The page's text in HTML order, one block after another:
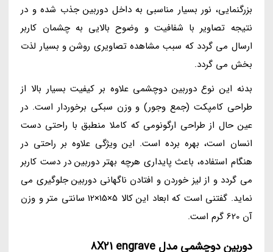
بزرگنمایی، نور بسیار مناسبی به داخل دوربین جذب شده و در
نتیجه تصاویر با شفافیت و وضوح بالایی به چشمان کاربر
ارسال می گردد که سبب مشاهده تصاویری روشن و بسیار لذت
بخش می گردد.
بدنه این نوع دوربین دوچشمی علاوه بر کیفیت بسیار بالا از
طراحی کامپکت (جمع وجور) و وزن سبکی برخوردار است. در
عین حال از طراحی ارگونومی که کاملا منطبق با راحتی دست
انسان است، بهره برده است. این ویژگی علاوه بر راحتی در
هنگام استفاده، باعث پایداری هرچه بهتر دوربین در دست کاربر
می گردد و از لیز خوردن و افتادن ناگهانی دوربین جلوگیری می
نماید. گفتنی است که ابعاد این کالا 5×15×12 سانتی متر و وزن
آن 620 گرم است.
دوربین دوچشمی مدل 8X21 engrave